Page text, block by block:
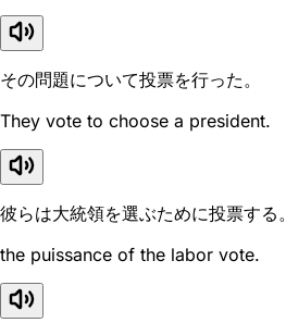
その問題について投票を行った。
They vote to choose a president.
彼らは大統領を選ぶために投票する。
the puissance of the labor vote.